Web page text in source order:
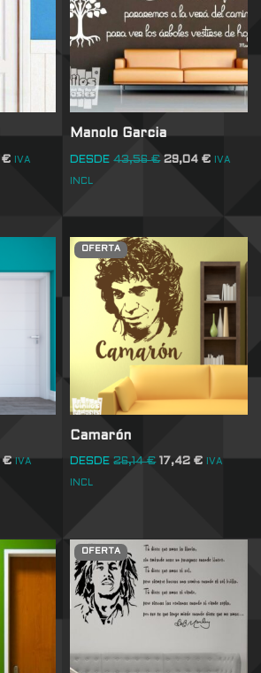
€ IVA
Manolo Garcia
DESDE 43,56€ 29,04€ IVA
INCL
€ IVA
OFERTA
Camarón
DESDE 26,14€ 17,42€ IVA
INCL
OFERTA